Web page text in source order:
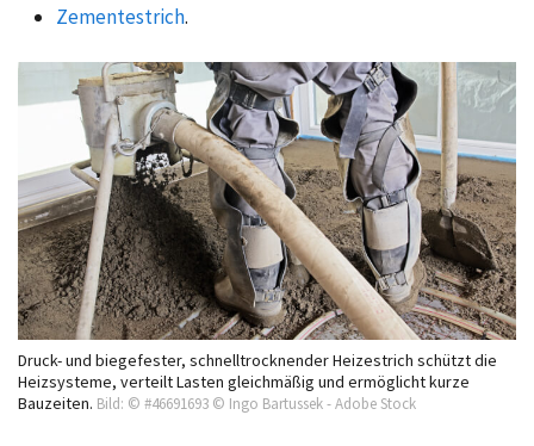
Zementestrich.
Druck- und biegefester, schnelltrocknender Heizestrich schützt die
Heizsysteme, verteilt Lasten gleichmäßig und ermöglicht kurze
Bauzeiten. Bild: © #46691693 © Ingo Bartussek - Adobe Stock